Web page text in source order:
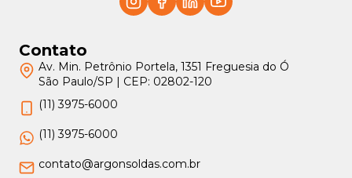
Contato
Av. Min. Petrônio Portela, 1351 Freguesia do Ó
São Paulo/SP | CEP: 02802-120
(11) 3975-6000
(11) 3975-6000
contato@argonsoldas.com.br